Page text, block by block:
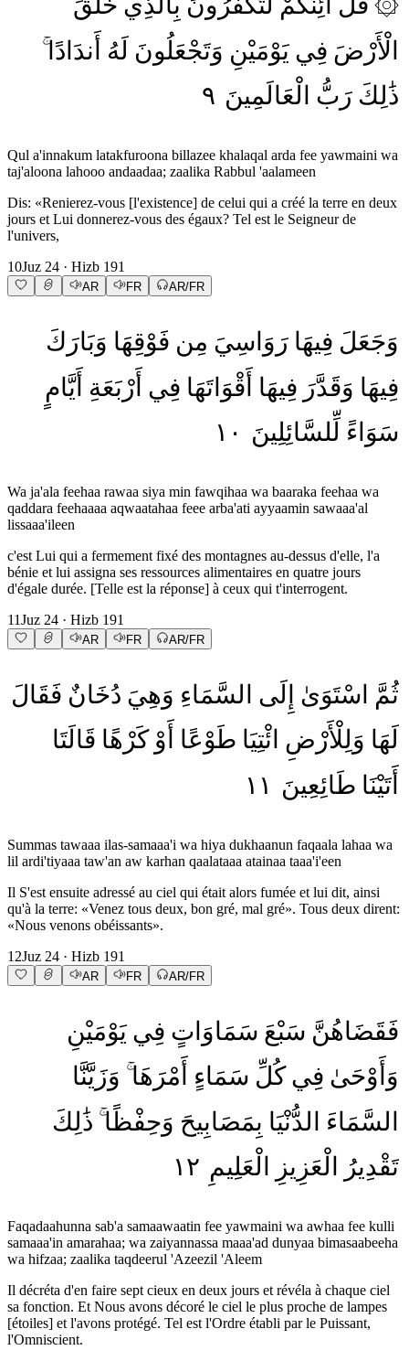
الْأَرْضَ فِي يَوْمَيْنِ وَتَجْعَلُونَ لَهُ أَندَادًا
ذَٰلِكَ رَبُّ الْعَالَمِينَ ٩
Qul a'innakum latakfuroona billazee khalaqal arda fee yawmaini wa
taj'aloona lahooo andaadaa; zaalika Rabbul 'aalameen
Dis: «Renierez-vous [l'existence] de celui qui a créé la terre en deux
jours et Lui donnerez-vous des égaux? Tel est le Seigneur de
l'univers,
10Juz 24 · Hizb 191
AR FR AR/FR
وَجَعَلَ فِيهَا رَوَاسِيَ مِن فَوْقِهَا وَبَارَكَ
فِيهَا وَقَدَّرَ فِيهَا أَقْوَاتَهَا فِي أَرْبَعَةِ أَيَّامٍ
سَوَاءً لِّلسَّائِلِينَ ١٠
Wa ja'ala feehaa rawaa siya min fawqihaa wa baaraka feehaa wa
qaddara feehaaaa aqwaatahaa feee arba'ati ayyaamin sawaaa'al
lissaaa'ileen
c'est Lui qui a fermement fixé des montagnes au-dessus d'elle, l'a
bénie et lui assigna ses ressources alimentaires en quatre jours
d'égale durée. [Telle est la réponse] à ceux qui t'interrogent.
11Juz 24 · Hizb 191
AR FR AR/FR
ثُمَّ اسْتَوَىٰ إِلَى السَّمَاءِ وَهِيَ دُخَانٌ فَقَالَ
لَهَا وَلِلْأَرْضِ ائْتِيَا طَوْعًا أَوْ كَرْهًا قَالَتَا
أَتَيْنَا طَائِعِينَ ١١
Summas tawaaa ilas-samaaa'i wa hiya dukhaanun faqaala lahaa wa
lil ardi'tiyaaa taw'an aw karhan qaalataaa atainaa taaa'i'een
Il S'est ensuite adressé au ciel qui était alors fumée et lui dit, ainsi
qu'à la terre: «Venez tous deux, bon gré, mal gré». Tous deux dirent:
«Nous venons obéissants».
12Juz 24 · Hizb 191
AR FR AR/FR
فَقَضَاهُنَّ سَبْعَ سَمَاوَاتٍ فِي يَوْمَيْنِ
وَأَوْحَىٰ فِي كُلِّ سَمَاءٍ أَمْرَهَا وَزَيَّنَّا
السَّمَاءَ
الدُّنْيَا بِمَصَابِيحَ وَحِفْظًا ذَٰلِكَ
تَقْدِيرُ
الْعَزِيزِ الْعَلِيمِ ١٢
Faqadaahunna sab'a samaawaatin fee yawmaini wa awhaa fee kulli
samaaa'in amarahaa; wa zaiyannassa maaa'ad dunyaa bimasaabeeha
wa hifzaa; zaalika taqdeerul 'Azeezil 'Aleem
Il décréta d'en faire sept cieux en deux jours et révéla à chaque ciel
sa fonction. Et Nous avons décoré le ciel le plus proche de lampes
[étoiles] et l'avons protégé. Tel est l'Ordre établi par le Puissant,
l'Omniscient.